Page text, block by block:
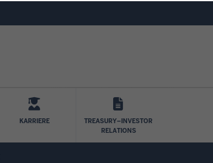
KARRIERE
TREASURY–INVESTOR
RELATIONS